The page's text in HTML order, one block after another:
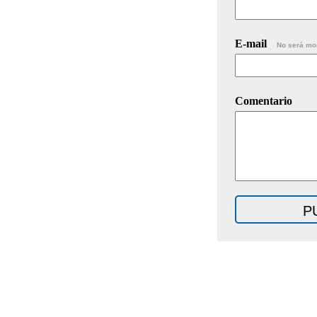
E-mail No será
Comentario